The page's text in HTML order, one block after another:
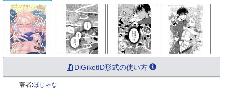
DiGiketID形式の使い方
著者:ほじゃな